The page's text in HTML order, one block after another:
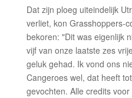
Dat zijn ploeg uiteindelijk
verliet, kon Grasshoppers-
bekoren: "Dit was eigenlijk
vijf van onze laatste zes
geluk gehad. Ik vond ons
Cangeroes wel, dat heeft
gevochten. Alle credits